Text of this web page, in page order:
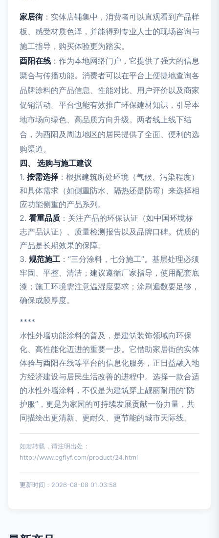
家居街：实体店铺集中，消费者可以直观看到产品样
板、感受材质色泽，并能得到专业人士的现场咨询与
施工指导，购买体验更为踏实。
酉阳在线 ：作为本地网络门户，它提供了强大的信息
聚合与传播功能。消费者可以在平台上便捷地查询各
品牌涂料的产品信息、性能对比、用户评价以及商家
促销活动。平台也能有效推广环保建材知识，引导本
地市场向绿色、高品质方向升级。两者线上线下结
合，为酉阳及周边地区的居民提供了全面、便利的选
购渠道。
四、 选购与施工建议
1. 按需选择 ：根据建筑所处环境（气候、污染程度）
和具体需求（如侧重防水、隔热还是防霉）来选择相
应功能侧重的产品系列。
2. 看重品质 ：关注产品的环保认证（如中国环境标
志产品认证）、质量检测报告以及品牌口碑。优质的
产品是长期效果的保障。
3. 规范施工 ：“三分涂料，七分施工”。基层处理必须
牢固、平整、清洁；建议遵循厂家指导，使用配套底
漆；施工环境需注意温湿度要求；涂刷遍数要足够，
确保成膜厚度。
****
水性外墙功能涂料的普及，是建筑装饰领域向环保
化、高性能化迈进的重要一步。它借助家居街的实体
体验与酉阳在线等平台的信息化服务，正日益融入地
方经济建设与居民生活改善的进程中。选择一款合适
的水性外墙涂料，不仅是为建筑穿上靓丽耐用的“防
护服”，更是为家园的可持续发展贡献一份力量，共
同描绘出更清新、更耐久、更节能的城市天际线。
如若转载，请注明出处：
http://www.cgflyf.com/product/24.html
更新时间：2026-08-08 01:03:58